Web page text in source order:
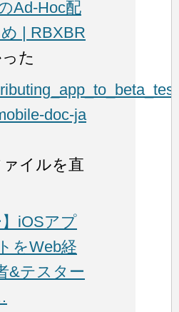
Ad-Hoc配
| RBXBR
た
doc-ja
イルを直
】iOSアプ
をWeb経
&テスター